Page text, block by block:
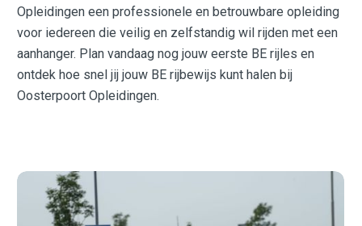
Opleidingen een professionele en betrouwbare opleiding
voor iedereen die veilig en zelfstandig wil rijden met een
aanhanger. Plan vandaag nog jouw eerste BE rijles en
ontdek hoe snel jij jouw BE rijbewijs kunt halen bij
Oosterpoort Opleidingen.